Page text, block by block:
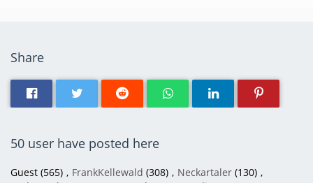
Share
50 user have posted here
Guest (565) FrankKellewald (308) Neckartaler (130)